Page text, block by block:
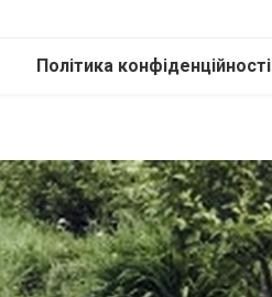
Політика конфіденційності